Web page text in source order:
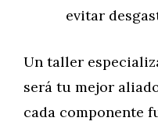
evitar
Un taller
será tu mejor
cada componente